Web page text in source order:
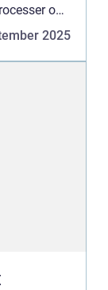
og
2025